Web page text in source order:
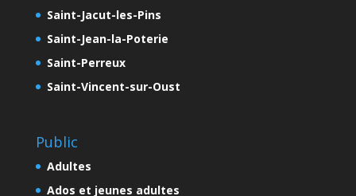
Saint-Jacut-les-Pins
Saint-Jean-la-Poterie
Saint-Perreux
Saint-Vincent-sur-Oust
Public
Adultes
Ados et jeunes adultes